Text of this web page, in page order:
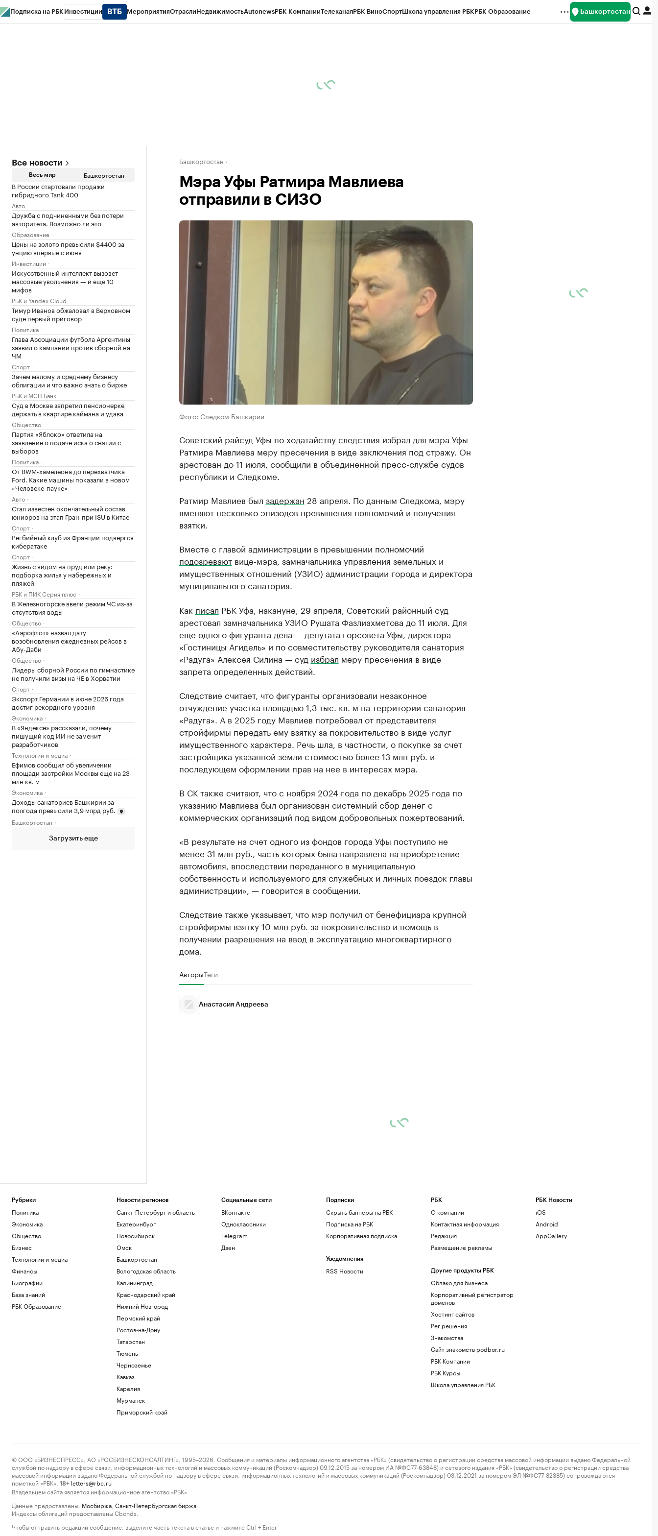
Подписка на РБК Инвестиции МероприятияОтраслиНедвижимостьAutonewsРБК КомпанииТелеканалРБК ВиноСпортШкола управления РБКРБК Образование Башкортостан
Все новости
Весь мир Башкортостан
В России стартовали продажи
гибридного Tank 400
Авто
Дружба с подчиненными без потери
авторитета. Возможно ли это
Образование
Цены на золото превысили $4400 за
унцию впервые с июня
Инвестиции
Искусственный интеллект вызовет
массовые увольнения — и еще 10
мифов
РБК и Yandex Cloud
Тимур Иванов обжаловал в Верховном
суде первый приговор
Политика
Глава Ассоциации футбола Аргентины
заявил о кампании против сборной на
ЧМ
Спорт
Зачем малому и среднему бизнесу
облигации и что важно знать о бирже
РБК и МСП Банк
Суд в Москве запретил пенсионерке
держать в квартире каймана и удава
Общество
Партия «Яблоко» ответила на
заявление о подаче иска о снятии с
выборов
Политика
От BWM-хамелеона до перехватчика
Ford. Какие машины показали в новом
«Человеке-пауке»
Авто
Стал известен окончательный состав
юниоров на этап Гран-при ISU в Китае
Спорт
Регбийный клуб из Франции подвергся
кибератаке
Спорт
Жизнь с видом на пруд или реку:
подборка жилья у набережных и
пляжей
РБК и ПИК Серия плюс
В Железногорске ввели режим ЧС из-за
отсутствия воды
Общество
«Аэрофлот» назвал дату
возобновления ежедневных рейсов в
Абу-Даби
Общество
Лидеры сборной России по гимнастике
не получили визы на ЧЕ в Хорватии
Спорт
Экспорт Германии в июне 2026 года
достиг рекордного уровня
Экономика
В «Яндексе» рассказали, почему
пишущий код ИИ не заменит
разработчиков
Технологии и медиа
Ефимов сообщил об увеличении
площади застройки Москвы еще на 23
млн кв. м
Экономика
Доходы санаториев Башкирии за
полгода превысили 3,9 млрд руб.
Башкортостан
Загрузить еще
Башкортостан
Мэра Уфы Ратмира Мавлиева
отправили в СИЗО
Фото: Следком Башкирии
Советский райсуд Уфы по ходатайству следствия избрал для мэра Уфы
Ратмира Мавлиева меру пресечения в виде заключения под стражу. Он
арестован до 11 июля, сообщили в объединенной пресс-службе судов
республики и Следкоме.
Ратмир Мавлиев был задержан 28 апреля. По данным Следкома, мэру
вменяют несколько эпизодов превышения полномочий и получения
взятки.
Вместе с главой администрации в превышении полномочий
подозреваютвице-мэра, замначальника управления земельных и
имущественных отношений (УЗИО) администрации города и директора
муниципального санатория.
Как писал РБК Уфа, накануне, 29 апреля, Советский районный суд
арестовал замначальника УЗИО Рушата Фазлиахметова до 11 июля. Для
еще одного фигуранта дела — депутата горсовета Уфы, директора
«Гостиницы Агидель» и по совместительству руководителя санатория
«Радуга» Алексея Силина — суд избрал меру пресечения в виде
запрета определенных действий.
Следствие считает, что фигуранты организовали незаконное
отчуждение участка площадью 1,3 тыс. кв. м на территории санатория
«Радуга». А в 2025 году Мавлиев потребовал от представителя
стройфирмы передать ему взятку за покровительство в виде услуг
имущественного характера. Речь шла, в частности, о покупке за счет
застройщика указанной земли стоимостью более 13 млн руб. и
последующем оформлении прав на нее в интересах мэра.
В СК также считают, что с ноября 2024 года по декабрь 2025 года по
указанию Мавлиева был организован системный сбор денег с
коммерческих организаций под видом добровольных пожертвований.
«В результате на счет одного из фондов города Уфы поступило не
менее 31 млн руб., часть которых была направлена на приобретение
автомобиля, впоследствии переданного в муниципальную
собственность и используемого для служебных и личных поездок главы
администрации», — говорится в сообщении.
Следствие также указывает, что мэр получил от бенефициара крупной
стройфирмы взятку 10 млн руб. за покровительство и помощь в
получении разрешения на ввод в эксплуатацию многоквартирного
дома.
АвторыТеги
Анастасия Андреева
Рубрики
Политика
Экономика
Общество
Бизнес
Технологии и медиа
Финансы
Биографии
База знаний
РБК Образование
Новости регионов
Санкт-Петербург и область
Екатеринбург
Новосибирск
Омск
Башкортостан
Вологодская область
Калининград
Краснодарский край
Нижний Новгород
Пермский край
Ростов-на-Дону
Татарстан
Тюмень
Черноземье
Кавказ
Карелия
Мурманск
Приморский край
Социальные сети
ВКонтакте
Одноклассники
Telegram
Дзен
Подписки
Скрыть баннеры на РБК
Подписка на РБК
Корпоративная подписка
Уведомления
RSS Новости
РБК
О компании
Контактная информация
Редакция
Размещение рекламы
Другие продукты РБК
Облако для бизнеса
Корпоративный регистратор
доменов
Хостинг сайтов
Рег.решения
Знакомства
Сайт знакомств podbor.ru
РБК Компании
РБК Курсы
Школа управления РБК
РБК Новости
iOS
Android
AppGallery
© ООО «БИЗНЕСПРЕСС», АО «РОСБИЗНЕСКОНСАЛТИНГ», 1995–2026. Сообщения и материалы информационного агентства «РБК» (свидетельство о регистрации средства массовой информации выдано Федеральной
службой по надзору в сфере связи, информационных технологий и массовых коммуникаций (Роскомнадзор) 09.12.2015 за номером ИА №ФС77-63848) и сетевого издания «РБК» (свидетельство о регистрации средства
массовой информации выдано Федеральной службой по надзору в сфере связи, информационных технологий и массовых коммуникаций (Роскомнадзор) 03.12.2021 за номером ЭЛ №ФС77-82385) сопровождаются
пометкой «РБК».
18+ letters@rbc.ru
Владельцем сайта является информационное агентство «РБК».
Данные предоставлены: Мосбиржа Санкт-Петербургская биржа
Индексы облигаций предоставлены Cbonds.
Чтобы отправить редакции сообщение, выделите часть текста в статье и нажмите Ctrl + Enter